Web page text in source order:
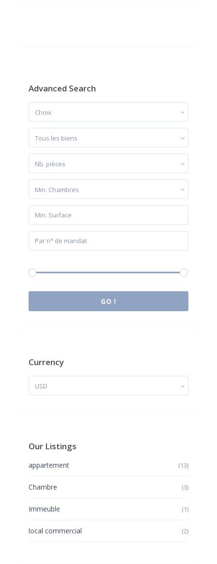
Advanced Search
Choix
Tous les biens
Nb. pièces
Min. Chambres
GO !
Currency
USD
Our Listings
appartement (13)
Chambre (3)
Immeuble (1)
local commercial (2)